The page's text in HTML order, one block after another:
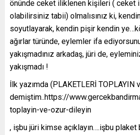
önünde ceket iliklenen kişileri ( ceket
olabilirsiniz tabii) olmalısınız ki,
soyutlayarak, kendin pişir kendin
ağırlar türünde, eylemler ifa
yakışmadınız arkadaş, jüri de,
yakışmadı !
İlk yazımda (PLAKETLERİ TOPLAYIN
demiştim..https://
toplayin-ve-ozur-dileyin
, işbu jüri kimse açıklayın….işbu plaket